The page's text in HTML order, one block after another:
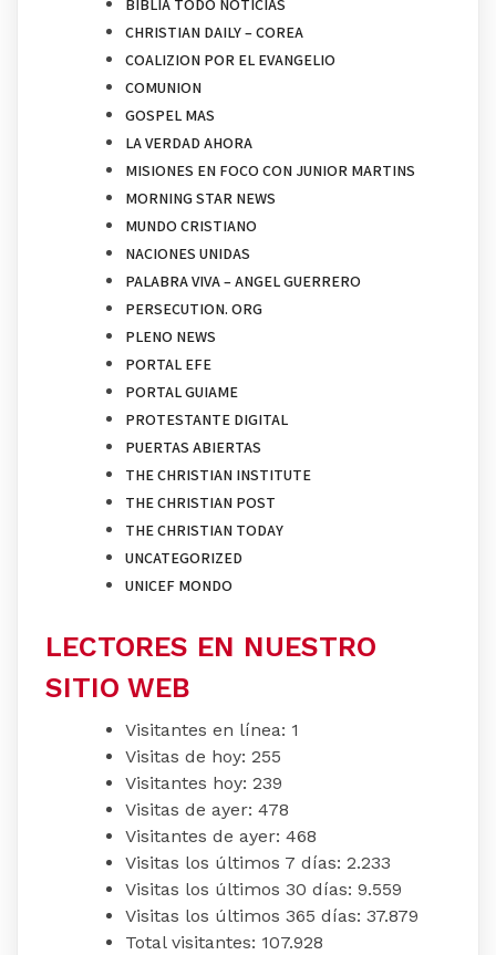
BIBLIA TODO NOTICIAS
CHRISTIAN DAILY – COREA
COALIZION POR EL EVANGELIO
COMUNION
GOSPEL MAS
LA VERDAD AHORA
MISIONES EN FOCO CON JUNIOR MARTINS
MORNING STAR NEWS
MUNDO CRISTIANO
NACIONES UNIDAS
PALABRA VIVA – ANGEL GUERRERO
PERSECUTION. ORG
PLENO NEWS
PORTAL EFE
PORTAL GUIAME
PROTESTANTE DIGITAL
PUERTAS ABIERTAS
THE CHRISTIAN INSTITUTE
THE CHRISTIAN POST
THE CHRISTIAN TODAY
UNCATEGORIZED
UNICEF MONDO
LECTORES EN NUESTRO
SITIO WEB
Visitantes en línea: 1
Visitas de hoy: 255
Visitantes hoy: 239
Visitas de ayer: 478
Visitantes de ayer: 468
Visitas los últimos 7 días: 2.233
Visitas los últimos 30 días: 9.559
Visitas los últimos 365 días: 37.879
Total visitantes: 107.928